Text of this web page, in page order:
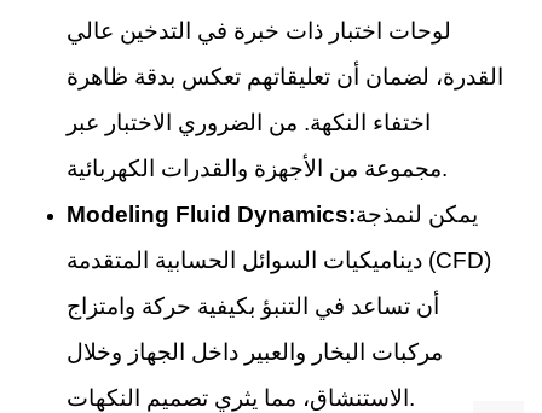
لوحات اختبار ذات خبرة في التدخين عالي
القدرة، لضمان أن تعليقاتهم تعكس بدقة ظاهرة
اختفاء النكهة. من الضروري الاختبار عبر
مجموعة من الأجهزة والقدرات الكهربائية.
Modeling Fluid Dynamics:يمكن لنمذجة
ديناميكيات السوائل الحسابية المتقدمة (CFD)
أن تساعد في التنبؤ بكيفية حركة وامتزاج
مركبات البخار والعبير داخل الجهاز وخلال
الاستنشاق، مما يثري تصميم النكهات.